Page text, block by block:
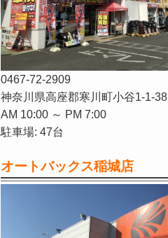
0467-72-2909
神奈川県高座郡寒川町小谷1-1-38
AM 10:00 ～ PM 7:00
駐車場: 47台
オートバックス稲城店